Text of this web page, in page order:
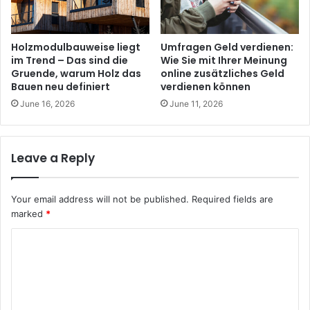
Holzmodulbauweise liegt
im Trend – Das sind die
Gruende, warum Holz das
Bauen neu definiert
June 16, 2026
Umfragen Geld verdienen:
Wie Sie mit Ihrer Meinung
online zusätzliches Geld
verdienen können
June 11, 2026
Leave a Reply
Your email address will not be published. Required fields are
marked *